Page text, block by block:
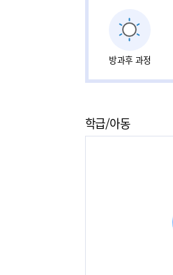
방과후 과정
학급/아동